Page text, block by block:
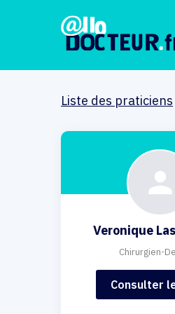
Liste des praticiens
Veronique
Chirurgien-
Consulter